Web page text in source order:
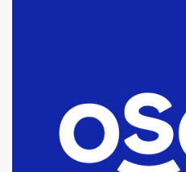
fueron
tarde del
T.Lauquen: